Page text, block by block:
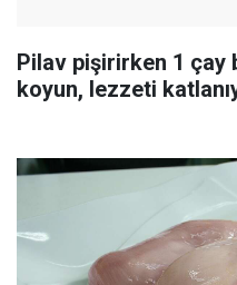
Pilav pişirirken 1 çay
koyun, lezzeti